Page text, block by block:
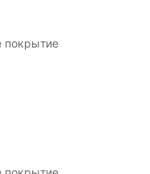
покрытие